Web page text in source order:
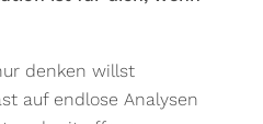
denken willst
auf endlose Analysen